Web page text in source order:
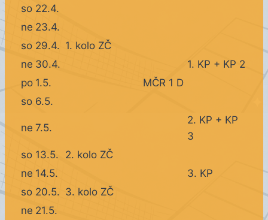
so 22.4.
ne 23.4.
so 29.4. 1. kolo ZČ
ne 30.4.
1. KP + KP 2
po 1.5.
MČR 1 D
so 6.5.
ne 7.5.
2. KP + KP
3
so 13.5.
2. kolo ZČ
ne 14.5.
3. KP
so 20.5. 3. kolo ZČ
ne 21.5.